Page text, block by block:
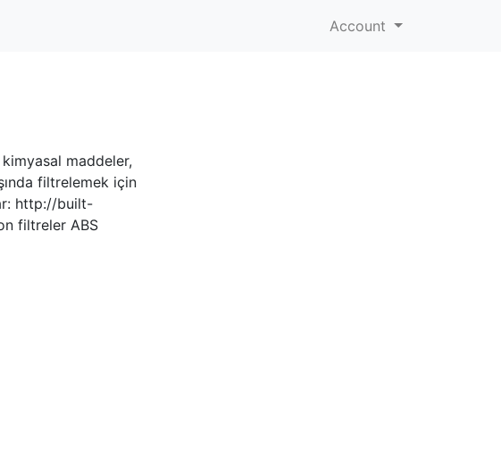
Account
kimyasal maddeler,
filtrelemek için
http://built-
filtreler ABS